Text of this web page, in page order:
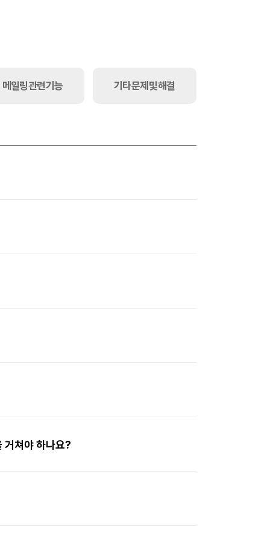
메일링 관련 기능 기타 문제 및 해결
거쳐야 하나요?